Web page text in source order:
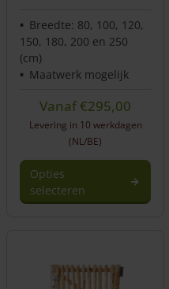
Breedte: 80, 100, 120,
150, 180, 200 en 250
(cm)
Maatwerk mogelijk
Vanaf€295,00
Levering in 10 werkdagen
(NL/BE)
Opties
selecteren
variaties.